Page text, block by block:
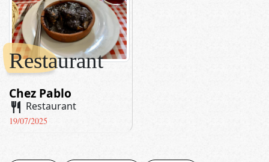
Restaurant
Chez Pablo
restaurant Restaurant
19/07/2025